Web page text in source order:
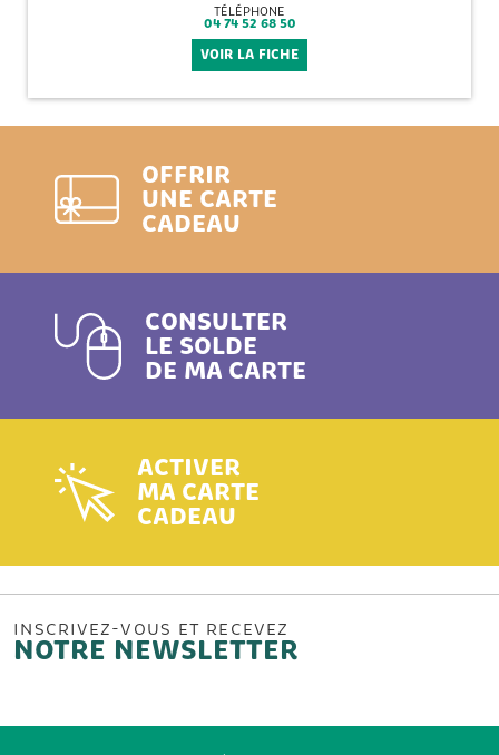
TÉLÉPHONE
04 74 52 68 50
VOIR LA FICHE
OFFRIR
UNE CARTE
CADEAU
CONSULTER
LE SOLDE
DE MA CARTE
ACTIVER
MA CARTE
CADEAU
INSCRIVEZ-VOUS ET RECEVEZ
NOTRE NEWSLETTER